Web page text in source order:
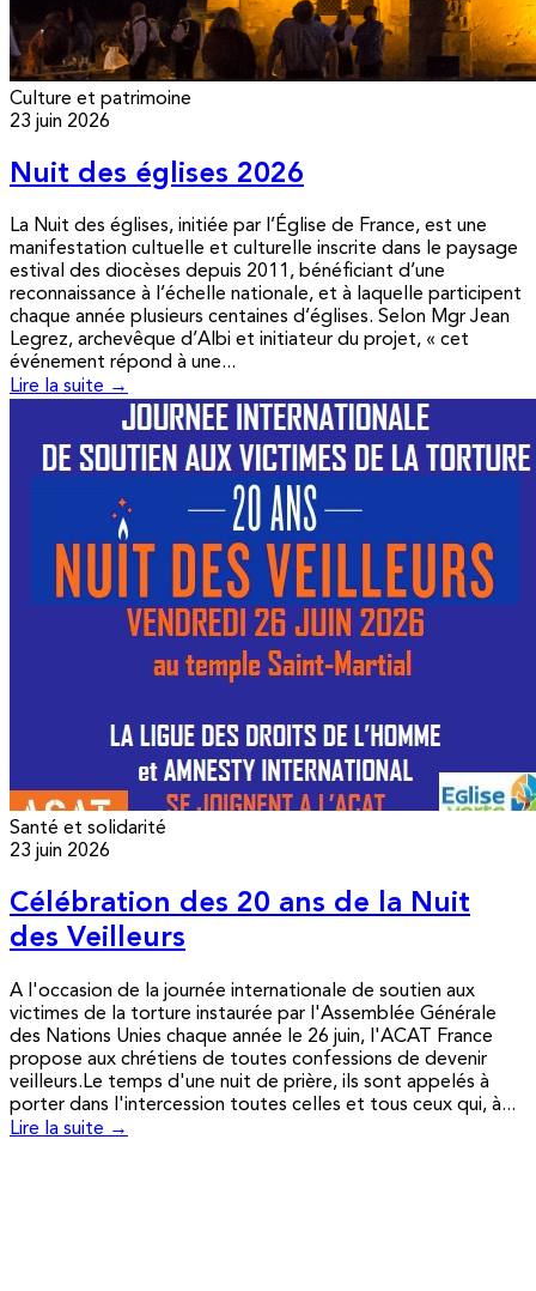
Culture et patrimoine
23 juin 2026
Nuit des églises 2026
La Nuit des églises, initiée par l’Église de France, est une
manifestation cultuelle et culturelle inscrite dans le paysage
estival des diocèses depuis 2011, bénéficiant d’une
reconnaissance à l’échelle nationale, et à laquelle participent
chaque année plusieurs centaines d’églises. Selon Mgr Jean
Legrez, archevêque d’Albi et initiateur du projet, « cet
événement répond à une...
Lire la suite →
Santé et solidarité
23 juin 2026
Célébration des 20 ans de la Nuit
des Veilleurs
A l'occasion de la journée internationale de soutien aux
victimes de la torture instaurée par l'Assemblée Générale
des Nations Unies chaque année le 26 juin, l'ACAT France
propose aux chrétiens de toutes confessions de devenir
veilleurs.Le temps d'une nuit de prière, ils sont appelés à
porter dans l'intercession toutes celles et tous ceux qui, à...
Lire la suite →